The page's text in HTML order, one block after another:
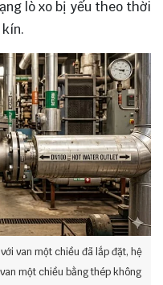
lò xo bị yếu theo thời
van một chiều đã lắp đặt, hệ
một chiều bằng thép không